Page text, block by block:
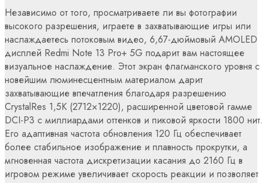
Независимо от того, просматриваете ли вы фотографии
высокого разрешения, играете в захватывающие игры или
наслаждаетесь потоковым видео, 6,67-дюймовый AMOLED
дисплей Redmi Note 13 Pro+ 5G подарит вам настоящее
визуальное наслаждение. Этот экран флагманского уровня с
новейшим люминесцентным материалом дарит
захватывающие впечатления благодаря разрешению
CrystalRes 1,5K (2712×1220), расширенной цветовой гамме
DCI-P3 с миллиардами оттенков и пиковой яркости 1800
Его адаптивная частота обновления 120 Гц обеспечивает
более стабильное изображение и плавность прокрутки, а
мгновенная частота дискретизации касания до 2160 Гц в
игровом режиме увеличивает скорость реакции и позволяет